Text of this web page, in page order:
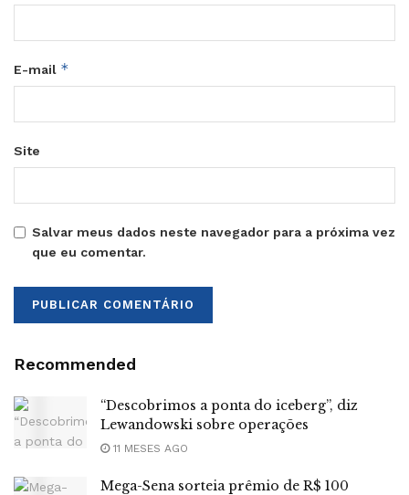
E-mail *
Site
Salvar meus dados neste navegador para a próxima vez
que eu comentar.
Recommended
“Descobrimos a ponta do iceberg”, diz
Lewandowski sobre operações
11 MESES AGO
Mega-Sena sorteia prêmio de R$ 100